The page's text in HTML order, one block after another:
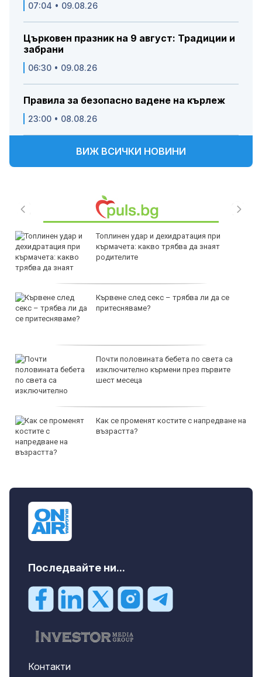
07:04 • 09.08.26
Църковен празник на 9 август: Традиции и
забрани
06:30 • 09.08.26
Правила за безопасно вадене на кърлеж
23:00 • 08.08.26
ВИЖ ВСИЧКИ НОВИНИ
Топлинен удар и дехидратация при
кърмачета: какво трябва да знаят
родителите
Кървене след секс – трябва ли да се
притесняваме?
Почти половината бебета по света са
изключително кърмени през първите
шест месеца
Как се променят костите с напредване на
възрастта?
Последвайте ни...
Контакти